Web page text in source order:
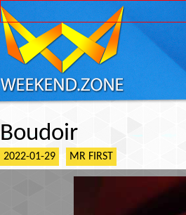
Boudoir
2022-01-29 MR FIRST